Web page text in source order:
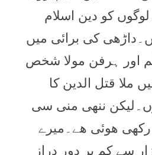
کو دین اسلام
کی برائی میں
اور ہرفن مولا شخص
ملا قتل الدین کا
ننھی منی سی
ھوئی ھے۔میرے
سے کم پر دور دراز